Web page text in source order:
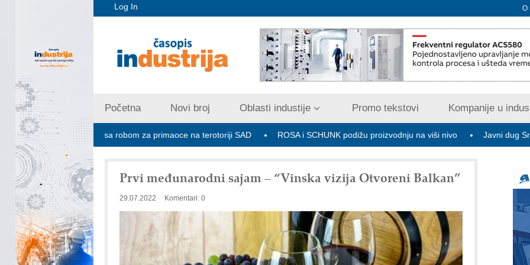
Log In O
Početna Novi broj Oblasti industije Promo tekstovi Kompanije u
prima pošiljke sa robom za primaoce na terotoriji SAD ROSA i SCHUNK podižu proizvodnju na viši nivo Javni dug Srbije na
Prvi međunarodni sajam – “Vinska vizija Otvoreni Balkan”
29.07.2022 Komentari: 0